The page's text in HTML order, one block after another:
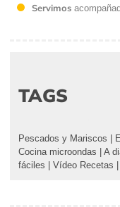
Servimos
TAGS
Pescados y Mariscos
Cocina microondas
A
fáciles
Vídeo Recetas